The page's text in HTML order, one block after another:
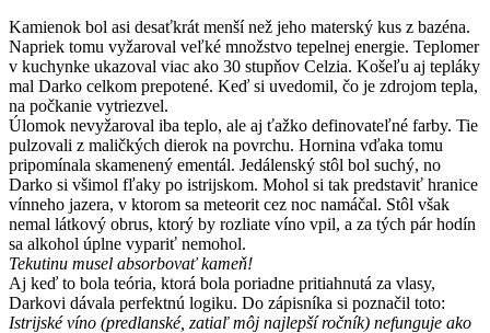
Kamienok bol asi desaťkrát menší než jeho materský kus z bazéna.
Napriek tomu vyžaroval veľké množstvo tepelnej energie. Teplomer
v kuchynke ukazoval viac ako 30 stupňov Celzia. Košeľu aj tepláky
mal Darko celkom prepotené. Keď si uvedomil, čo je zdrojom tepla,
na počkanie vytriezvel.
Úlomok nevyžaroval iba teplo, ale aj ťažko definovateľné farby. Tie
pulzovali z maličkých dierok na povrchu. Hornina vďaka tomu
pripomínala skamenený ementál. Jedálenský stôl bol suchý, no
Darko si všimol fľaky po istrijskom. Mohol si tak predstaviť hranice
vínneho jazera, v ktorom sa meteorit cez noc namáčal. Stôl však
nemal látkový obrus, ktorý by rozliate víno vpil, a za tých pár hodín
sa alkohol úplne vypariť nemohol.
Tekutinu musel absorbovať kameň!
Aj keď to bola teória, ktorá bola poriadne pritiahnutá za vlasy,
Darkovi dávala perfektnú logiku. Do zápisníka si poznačil toto:
Istrijské víno (predlanské, zatiaľ môj najlepší ročník) nefunguje ako